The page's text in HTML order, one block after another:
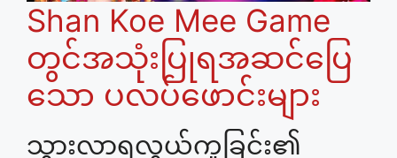
Shan Koe Mee Game
တွင်အသုံးပြုရအဆင်ပြေ
သော ပလပ်ဖောင်းများ
သွားလာရလွယ်ကူခြင်း၏